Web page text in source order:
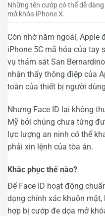
Những tên cướp có thể dễ
mở khóa iPhone X.
Còn nhớ năm ngoái, Apple
iPhone 5C mã hóa của tay
vụ thảm sát San
nhận thấy thông điệp của
toàn của thiết bị người
Nhưng Face ID lại không
Mỹ bởi chúng chưa từng
lực lượng an ninh có thể
phải xin lệnh của tòa án.
Khắc phục thế nào?
Để Face ID hoạt động
dạng chính xác khuôn
hợp bị cướp đe dọa mở